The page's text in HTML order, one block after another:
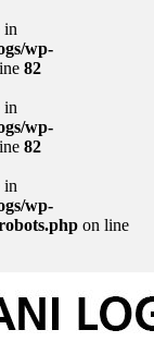
in
wp-
82
in
wp-
82
in
wp-
on line